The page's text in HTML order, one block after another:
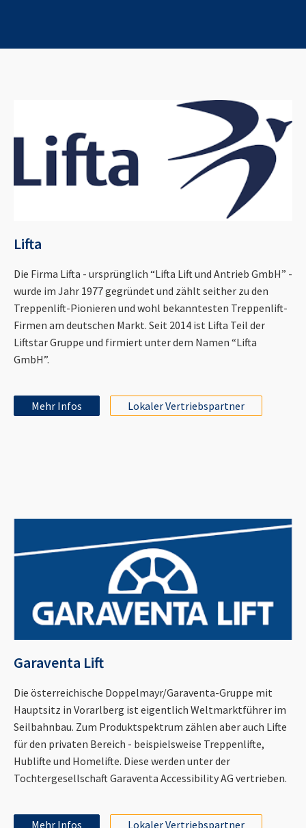
Lifta
Die Firma Lifta - ursprünglich “Lifta Lift und Antrieb GmbH” -
wurde im Jahr 1977 gegründet und zählt seither zu den
Treppenlift-Pionieren und wohl bekanntesten Treppenlift-
Firmen am deutschen Markt. Seit 2014 ist Lifta Teil der
Liftstar Gruppe und firmiert unter dem Namen “Lifta
GmbH”.
Mehr Infos Lokaler Vertriebspartner
Garaventa Lift
Die österreichische Doppelmayr/Garaventa-Gruppe mit
Hauptsitz in Vorarlberg ist eigentlich Weltmarktführer im
Seilbahnbau. Zum Produktspektrum zählen aber auch Lifte
für den privaten Bereich - beispielsweise Treppenlifte,
Hublifte und Homelifte. Diese werden unter der
Tochtergesellschaft Garaventa Accessibility AG vertrieben.
Mehr Infos Lokaler Vertriebspartner